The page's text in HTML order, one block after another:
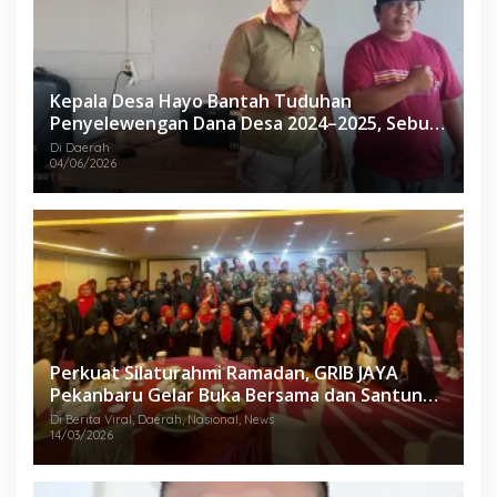
Kepala Desa Hayo Bantah Tuduhan
Penyelewengan Dana Desa 2024–2025, Sebut
Informasi yang Beredar Tidak Benar
Di Daerah
04/06/2026
Perkuat Silaturahmi Ramadan, GRIB JAYA
Pekanbaru Gelar Buka Bersama dan Santunan
Anak Yatim
Di Berita Viral, Daerah, Nasional, News
14/03/2026